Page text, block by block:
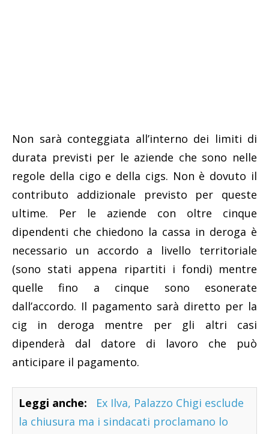
Non sarà conteggiata all’interno dei limiti di
durata previsti per le aziende che sono nelle
regole della cigo e della cigs. Non è dovuto il
contributo addizionale previsto per queste
ultime. Per le aziende con oltre cinque
dipendenti che chiedono la cassa in deroga è
necessario un accordo a livello territoriale
(sono stati appena ripartiti i fondi) mentre
quelle fino a cinque sono esonerate
dall’accordo. Il pagamento sarà diretto per la
cig in deroga mentre per gli altri casi
dipenderà dal datore di lavoro che può
anticipare il pagamento.
Leggi anche:
Ex Ilva, Palazzo Chigi esclude
la chiusura ma i sindacati proclamano lo